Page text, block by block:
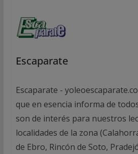
Escaparate
Escaparate -
que en esencia informa de
son de interés para nuestros
localidades de la zona
de Ebro, Rincón de Soto,